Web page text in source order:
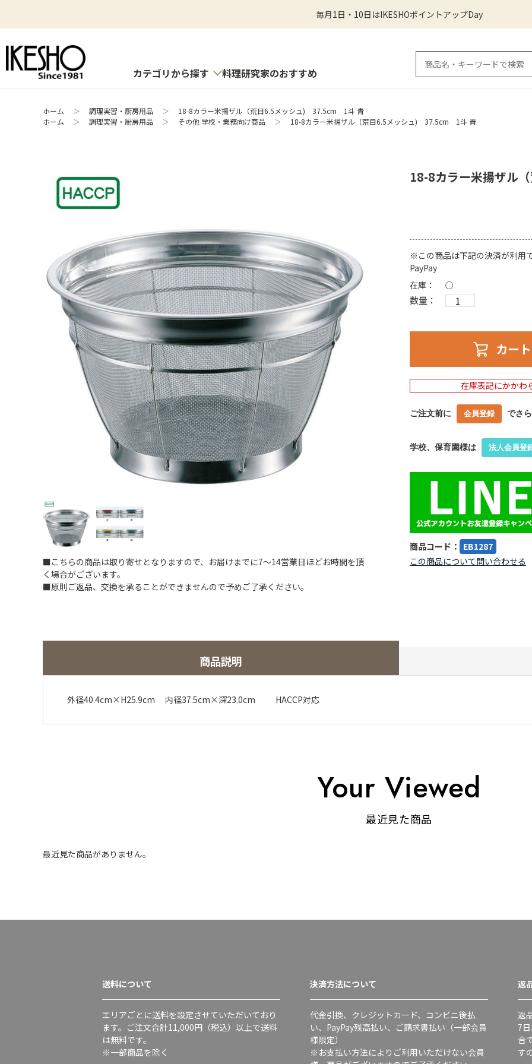
毎月1日・10日はIKESHOポイントアップDay
カテゴリから探す 料理研究家のおすすめ
ホーム ＞ 調理実習・厨房用品 ＞
18-8カラー米揚ザル（荒目6.5メッシュ) 37.5cm 1斗 青
ホーム
＞ 調理実習・厨房用品 ＞ その他 学校・業務向け商品 ＞ 18-8カラー米揚ザル（荒目6.5メッシュ) 37.5cm 1斗 青
■こちらの商品は取り寄せとなりますので、お届けまでに7～14営業日ほどお時間を頂
く場合がございます。
■原則ご返品、交換を承ることができませんので予めご了承ください。
18-8カラー米揚ザ
※この商品は下記の決済が利用
PayPay
在庫：
○
数量：
カー
在庫表記にかかわ
ご注文前に 会員登録 でさ
学校、保育園様は 法人会員登
商品コード： EB1287
この商品について問い合わせる
商品説明
外径40.4cm×H25.9cm 内径37.5cm×深23.0cm HACCP対応
Your Viewed
最近見た商品
最近見た商品がありません。
送料について
エリアごとに送料を設定させていただいており
ます。ご注文合計11,000円（税込）以上で送料
は無料です。
※一部商品を除く
決済方法について
代金引換、クレジットカード、コンビニ後払
い、PayPay残高払い、ご請求書払い（一部会員
様限定）
※お支払い方法によりご利用いただけない会員
返
返
7
合
す